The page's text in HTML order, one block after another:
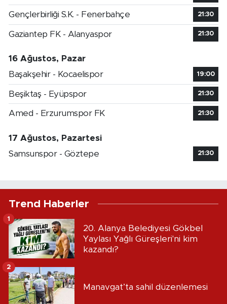
Gençlerbirliği S.K. - Fenerbahçe 21:30
Gaziantep FK - Alanyaspor 21:30
16 Ağustos, Pazar
Başakşehir - Kocaelispor
19:00
Beşiktaş - Eyüpspor 21:30
Amed - Erzurumspor FK 21:30
17 Ağustos, Pazartesi
Samsunspor - Göztepe
21:30
Trend Haberler
20. Alanya Belediyesi Gökbel
Yaylası Yağlı Güreşleri'ni kim
kazandı?
1
Manavgat’ta sahil düzenlemesi
2